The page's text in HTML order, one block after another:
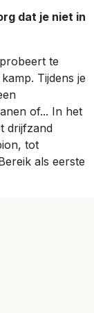
dat je niet in
te
Tijdens je
of... In het
drijfzand
tot
als eerste